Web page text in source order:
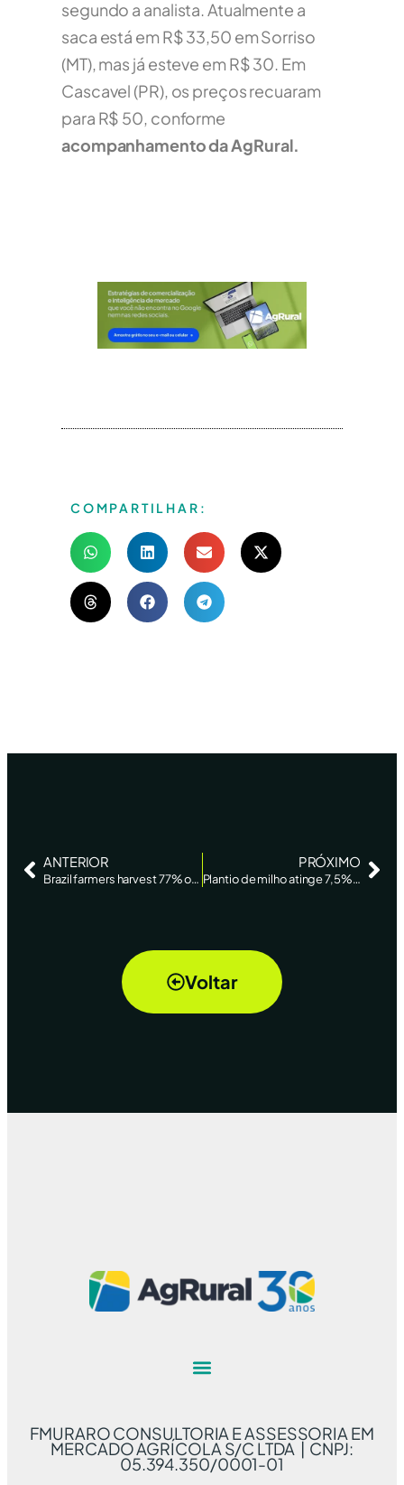
segundo a analista. Atualmente a
saca está em R$ 33,50 em Sorriso
(MT), mas já esteve em R$ 30. Em
Cascavel (PR), os preços recuaram
para R$ 50, conforme
acompanhamento da AgRural.
COMPARTILHAR:
ANTERIOR
Brazil farmers harvest 77% of 2023 second corn crop -AgRural – Reuters News
PRÓXIMO
Plantio de milho atinge 7,5% do centro-sul; logística está complicada, diz AgRural – Reuters
Voltar
FMURARO CONSULTORIA E ASSESSORIA EM
MERCADO AGRÍCOLA S/C LTDA | CNPJ:
05.394.350/0001-01